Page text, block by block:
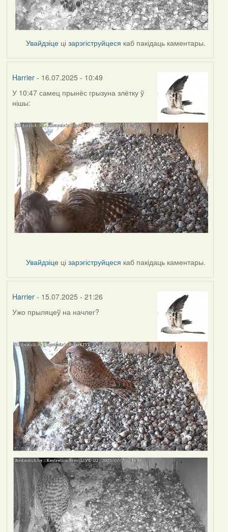
Увайдзіце цізарэгіструйцеся каб пакідаць каментары.
Harrier- 16.07.2025 - 10:49
У 10:47 самец прынёс грызуна злётку ў
нішы:
Увайдзіце цізарэгіструйцеся каб пакідаць каментары.
Harrier- 15.07.2025 - 21:26
Ужо прыляцеў на начлег?